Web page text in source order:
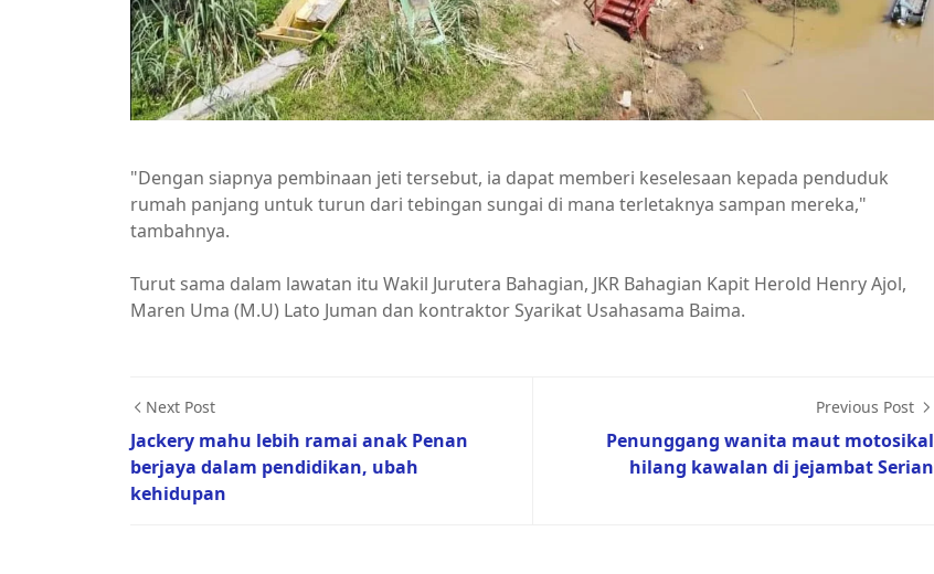
"Dengan siapnya pembinaan jeti tersebut, ia dapat memberi keselesaan kepada penduduk
rumah panjang untuk turun dari tebingan sungai di mana terletaknya sampan mereka,"
tambahnya.
Turut sama dalam lawatan itu Wakil Jurutera Bahagian, JKR Bahagian Kapit Herold Henry Ajol,
Maren Uma (M.U) Lato Juman dan kontraktor Syarikat Usahasama Baima.
Next Post
Jackery mahu lebih ramai anak Penan
berjaya dalam pendidikan, ubah
kehidupan
Previous Post
Penunggang wanita maut motosikal
hilang kawalan di jejambat Serian